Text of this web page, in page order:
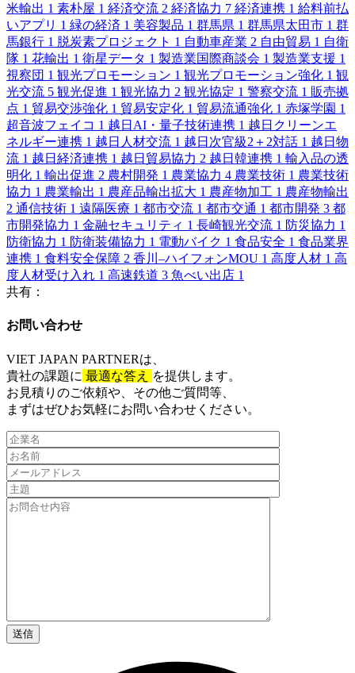
米輸出 1 素朴屋 1 経済交流 2 経済協力 7 経済連携 1 給料前払
いアプリ 1 緑の経済 1 美容製品 1 群馬県 1 群馬県太田市 1 群
馬銀行 1 脱炭素プロジェクト 1 自動車産業 2 自由貿易 1 自衛
隊 1 花輸出 1 衛星データ 1 製造業国際商談会 1 製造業支援 1
視察団 1 観光プロモーション 1 観光プロモーション強化 1 観
光交流 5 観光促進 1 観光協力 2 観光協定 1 警察交流 1 販売拠
点 1 貿易交渉強化 1 貿易安定化 1 貿易流通強化 1 赤塚学園 1
超音波フェイコ 1 越日AI・量子技術連携 1 越日クリーンエ
ネルギー連携 1 越日人材交流 1 越日次官級2＋2対話 1 越日物
流 1 越日経済連携 1 越日貿易協力 2 越日韓連携 1 輸入品の透
明化 1 輸出促進 2 農村開発 1 農業協力 4 農業技術 1 農業技術
協力 1 農業輸出 1 農産品輸出拡大 1 農産物加工 1 農産物輸出
2 通信技術 1 遠隔医療 1 都市交流 1 都市交通 1 都市開発 3 都
市開発協力 1 金融セキュリティ 1 長崎観光交流 1 防災協力 1
防衛協力 1 防衛装備協力 1 電動バイク 1 食品安全 1 食品業界
連携 1 食料安全保障 2 香川–ハイフォンMOU 1 高度人材 1 高
度人材受け入れ 1 高速鉄道 3 魚べい出店 1
共有：
お問い合わせ​
VIET JAPAN PARTNERは、
貴社の課題に 最適な答え
を提供します。
お見積りのご依頼や、その他ご質問等、​
まずはぜひお気軽にお問い合わせください。​